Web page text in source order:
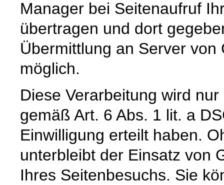
Manager bei Seitenaufruf
übertragen und dort
Übermittlung an Server
möglich.
Diese Verarbeitung wird
gemäß Art. 6 Abs. 1 lit. a
Einwilligung erteilt haben.
unterbleibt der Einsatz von
Ihres Seitenbesuchs. Sie